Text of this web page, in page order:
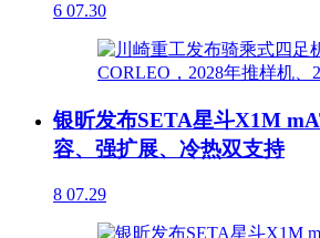
6 07.30
银昕发布SETA星斗X1M
容、强扩展、冷热双支持
8 07.29